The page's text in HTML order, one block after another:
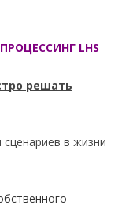
LHS
решать
в жизни